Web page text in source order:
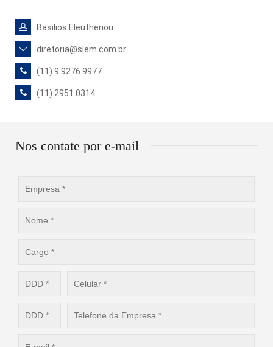
Basilios Eleutheriou
diretoria@slem.com.br
(11) 9 9276 9977
(11) 2951 0314
Nos contate por e-mail